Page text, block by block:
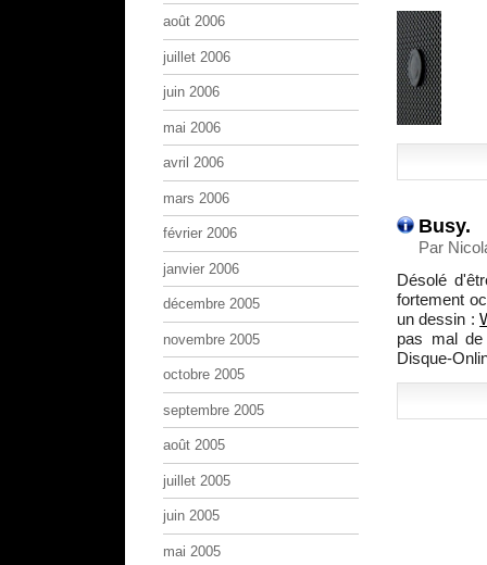
Busy.
Par
Désolé
fortement
un dessin :
pas mal
Disque-
août 2006
juillet 2006
juin 2006
mai 2006
avril 2006
mars 2006
février 2006
janvier 2006
décembre 2005
novembre 2005
octobre 2005
septembre 2005
août 2005
juillet 2005
juin 2005
mai 2005